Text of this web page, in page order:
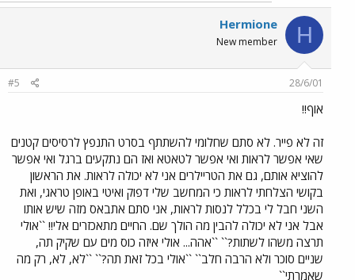
H
Hermione
New member
28/6/01
#5
אוף!!
זה לא פייר. לא סתם שחלומי להשתתף בסרט התנפץ לרסיסים קטנים
שאי אפשר לראות ואי אפשר לטאטא ואז הם נתקעים ברגל ואי אפשר
להוציא אותם, גם את הטריילרים אני לא יכולה לראות. את הראשון
בקושי הצלחתי לראות כי המחשב שלי דפוק ואיטי באופן טראגי, ואת
השני חבל לי בכלל לנסות לראות, אני סתם אתבאס מזה שיש אותו
אבל אני לא יכולה להבין מה הולך שם. החיים מתאכזרים אלי!! ``אולי
תרצה משהו לשתות?`` ``אהה... אולי איזה כוס מים עם שקיק תה,
שניים סוכר ולא הרבה חלב`` ``אולי בכל זאת תה?`` ``לא, לא, רק מה
שאמרתי``